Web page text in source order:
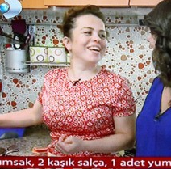
ARHAVİ
SHOW
DEVAM
EDİYOR..